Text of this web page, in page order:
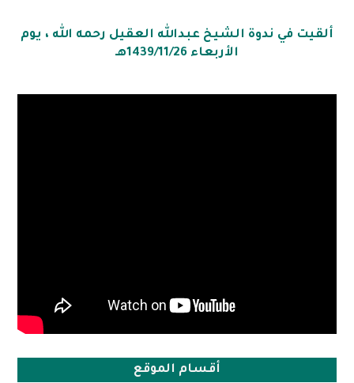
ألقيت في ندوة الشيخ عبدالله العقيل رحمه الله ، يوم
الأربعاء 1439/11/26هـ
أقسام الموقع